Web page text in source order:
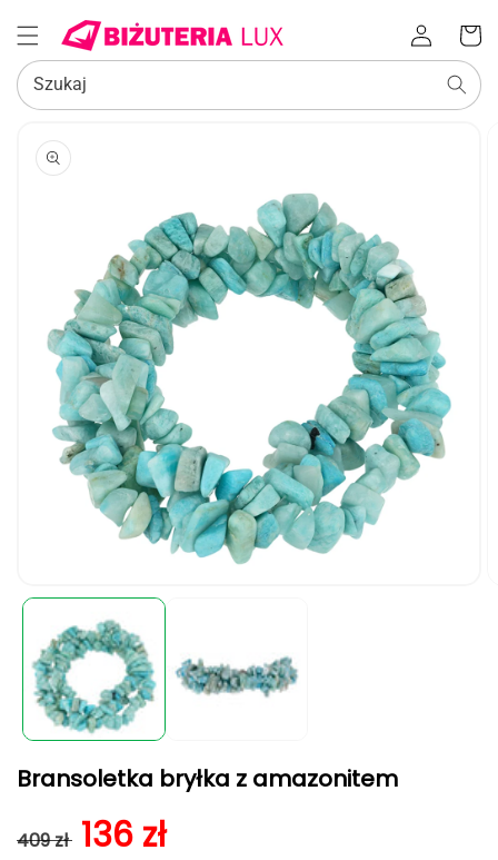
Zaloguj
się
Koszyk
Szukaj
POMIŃ, ABY
PRZEJŚĆ
INFORMACJI
multimedia
oknie
modalnym
Bransoletka bryłka z amazonitem
Cena regularna
409 zł Cena sprzedaży
136 zł